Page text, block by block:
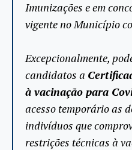
Imunizações e em
vigente no Município
Excepcionalmente,
candidatos a
à vacinação para
acesso temporário as
indivíduos que
restrições técnicas à